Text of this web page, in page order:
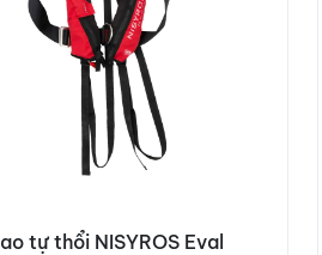
tự thổi NISYROS Eval